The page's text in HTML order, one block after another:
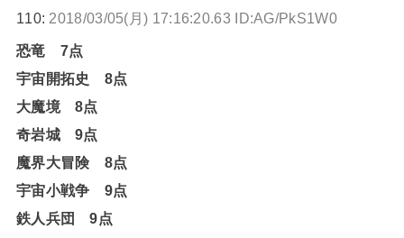
110: 2018/03/05(月) 17:16:20.63 ID:AG/PkS1W0
恐竜 7点
宇宙開拓史 8点
大魔境 8点
奇岩城 9点
魔界大冒険 8点
宇宙小戦争 9点
鉄人兵団 9点